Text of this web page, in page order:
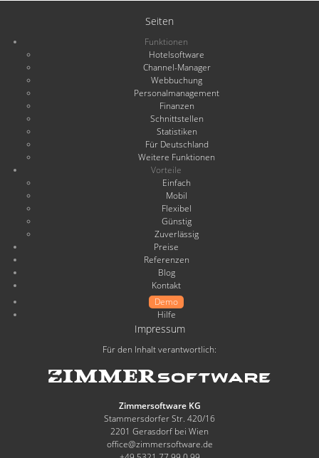
Seiten
Funktionen
Hotelsoftware
Channel-Manager
Webbuchung
Personalmanagement
Finanzen
Schnittstellen
Statistiken
Für Deutschland
Weitere Funktionen
Vorteile
Einfach
Mobil
Flexibel
Günstig
Zuverlässig
Preise
Referenzen
Blog
Kontakt
Demo
Hilfe
Impressum
Für den Inhalt verantwortlich:
Zimmersoftware KG
Stammersdorfer Str. 420/16
2201 Gerasdorf bei Wien
office@zimmersoftware.de